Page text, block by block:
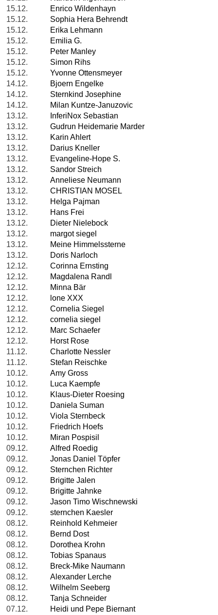
15.12.
Enrico Wildenhayn
15.12.
Sophia Hera Behrendt
15.12.
Erika Lehmann
15.12.
Emilia G.
15.12.
Peter Manley
15.12.
Simon Rihs
15.12.
Yvonne Ottensmeyer
14.12.
Bjoern Engelke
14.12.
Sternkind Josephine
14.12.
Milan Kuntze-Januzovic
13.12.
InferiNox Sebastian
13.12.
Gudrun Heidemarie Marder
13.12.
Karin Ahlert
13.12.
Darius Kneller
13.12.
Evangeline-Hope S.
13.12.
Sandor Streich
13.12.
Anneliese Neumann
13.12.
CHRISTIAN MOSEL
13.12.
Helga Pajman
13.12.
Hans Frei
13.12.
Dieter Nielebock
13.12.
margot siegel
13.12.
Meine Himmelssterne
13.12.
Doris Narloch
12.12.
Corinna Ernsting
12.12.
Magdalena Randl
12.12.
Minna Bär
12.12.
lone XXX
12.12.
Cornelia Siegel
12.12.
cornelia siegel
12.12.
Marc Schaefer
12.12.
Horst Rose
11.12.
Charlotte Nessler
11.12.
Stefan Reischke
10.12.
Amy Gross
10.12.
Luca Kaempfe
10.12.
Klaus-Dieter Roesing
10.12.
Daniela Suman
10.12.
Viola Sternbeck
10.12.
Friedrich Hoefs
10.12.
Miran Pospisil
09.12.
Alfred Roedig
09.12.
Jonas Daniel Töpfer
09.12.
Sternchen Richter
09.12.
Brigitte Jalen
09.12.
Brigitte Jahnke
09.12.
Jason Timo Wischnewski
09.12.
sternchen Kaesler
08.12.
Reinhold Kehmeier
08.12.
Bernd Dost
08.12.
Dorothea Krohn
08.12.
Tobias Spanaus
08.12.
Breck-Mike Naumann
08.12.
Alexander Lerche
08.12.
Wilhelm Seeberg
08.12.
Tanja Schneider
07.12.
Heidi und Pepe Biernant